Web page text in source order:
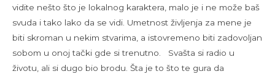
vidite nešto što je lokalnog karaktera, malo je i ne može baš
svuda i tako lako da se vidi. Umetnost življenja za mene je
biti skroman u nekim stvarima, a istovremeno biti zadovoljan
sobom u onoj tački gde si trenutno. Svašta si radio u
životu, ali si dugo bio brodu. Šta je to što te gura da